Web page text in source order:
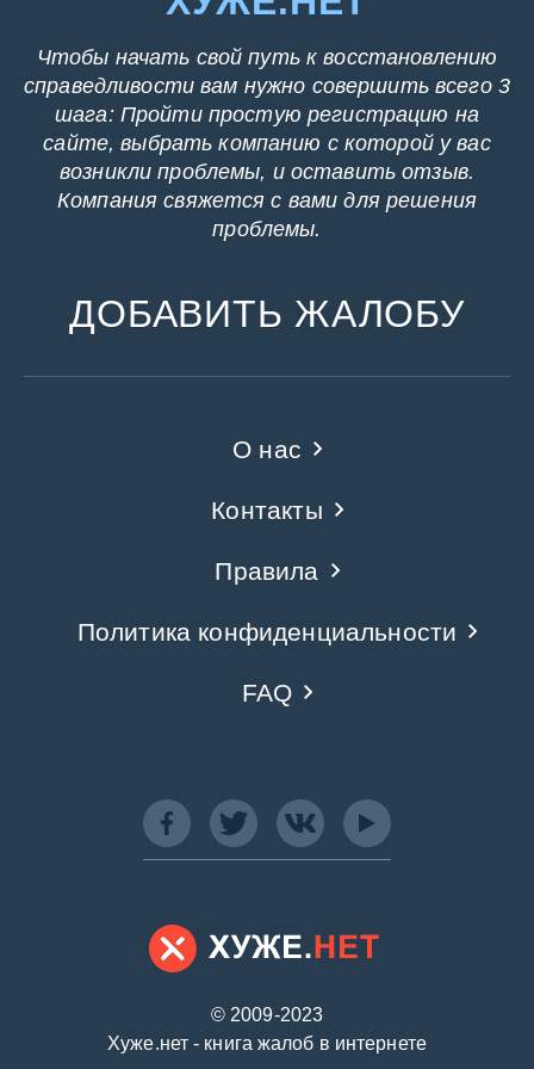
Чтобы начать свой путь к восстановлению
справедливости вам нужно совершить всего 3
шага: Пройти простую регистрацию на
сайте, выбрать компанию с которой у вас
возникли проблемы, и оставить отзыв.
Компания свяжется с вами для решения
проблемы.
ДОБАВИТЬ ЖАЛОБУ
© 2009-2023
Хуже.нет - книга жалоб в интернете
О нас
Контакты
Правила
Политика конфиденциальности
FAQ